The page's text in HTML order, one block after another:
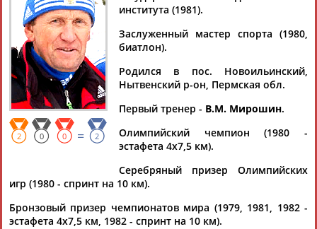
Аслаудин
АБАЕВ
Елена
АБАИМОВА
Мария
АБАКУМОВА
АБАЛАКИНА
Дмитрий
Тамилла
АБАСОВА
Рамазан
АБАЧАРАЕВ
Ростом
Флюра
Татьяна
Акжана
Биатлон
2 0 0 = 2
института (1981).
Заслуженный мастер спорта (1980,
биатлон).
Родился в пос. Новоильинский,
Нытвенский р-он, Пермская обл.
Первый тренер - В.М. Мирошин.
Олимпийский чемпион (1980 -
эстафета 4х7,5 км).
Серебряный призер Олимпийских
игр (1980 - спринт на 10 км).
Бронзовый призер чемпионатов мира (1979, 1981, 1982 -
эстафета 4х7,5 км, 1982 - спринт на 10 км).